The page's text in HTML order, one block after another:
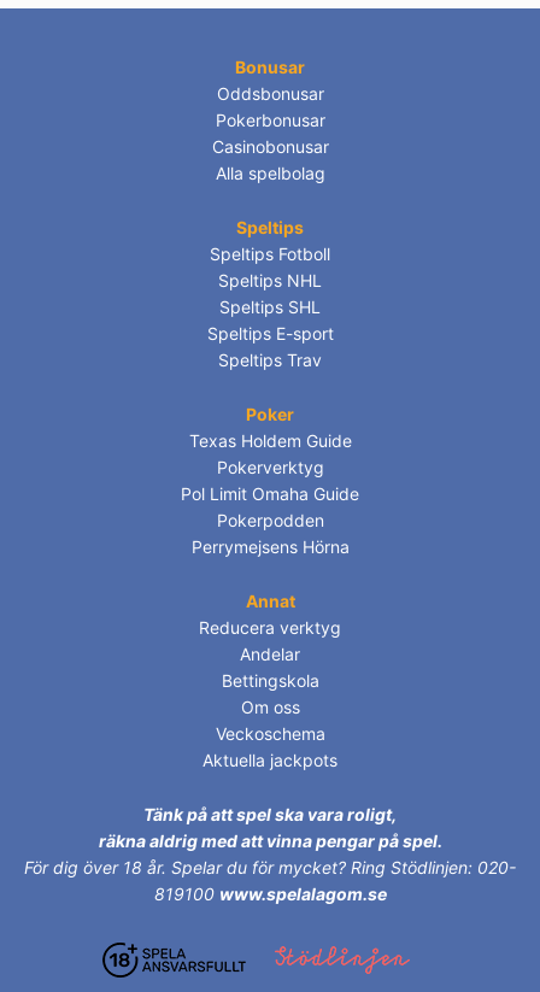
Bonusar
Oddsbonusar
Pokerbonusar
Casinobonusar
Alla spelbolag
Speltips
Speltips Fotboll
Speltips NHL
Speltips SHL
Speltips E-sport
Speltips Trav
Poker
Texas Holdem Guide
Pokerverktyg
Pol Limit Omaha Guide
Pokerpodden
Perrymejsens Hörna
Annat
Reducera verktyg
Andelar
Bettingskola
Om oss
Veckoschema
Aktuella jackpots
Tänk på att spel ska vara roligt,
räkna aldrig med att vinna pengar på spel.
För dig över 18 år. Spelar du för mycket? Ring Stödlinjen: 020-
819100 www.spelalagom.se